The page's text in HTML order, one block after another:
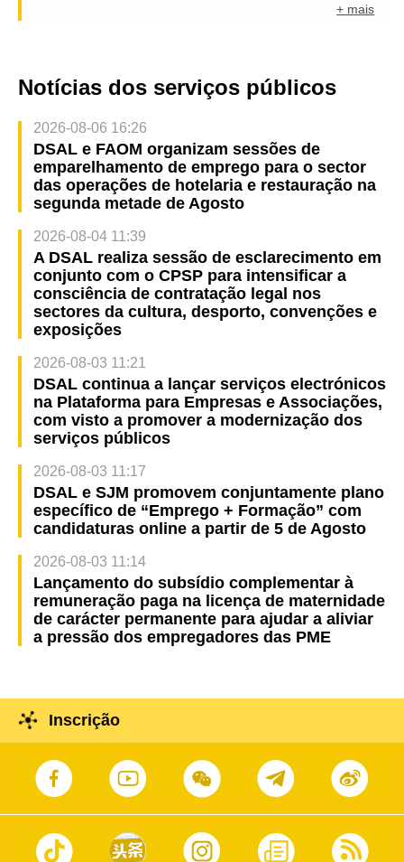
+ mais
Notícias dos serviços públicos
2026-08-06 16:26
DSAL e FAOM organizam sessões de
emparelhamento de emprego para o sector
das operações de hotelaria e restauração na
segunda metade de Agosto
2026-08-04 11:39
A DSAL realiza sessão de esclarecimento em
conjunto com o CPSP para intensificar a
consciência de contratação legal nos
sectores da cultura, desporto, convenções e
exposições
2026-08-03 11:21
DSAL continua a lançar serviços electrónicos
na Plataforma para Empresas e Associações,
com visto a promover a modernização dos
serviços públicos
2026-08-03 11:17
DSAL e SJM promovem conjuntamente plano
específico de “Emprego + Formação” com
candidaturas online a partir de 5 de Agosto
2026-08-03 11:14
Lançamento do subsídio complementar à
remuneração paga na licença de maternidade
de carácter permanente para ajudar a aliviar
a pressão dos empregadores das PME
Inscrição